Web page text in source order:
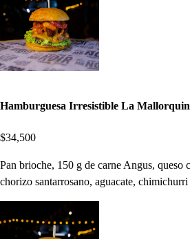
Hamburguesa Irresistible La
$34,500
Pan brioche, 150 g de carne Angus, queso
chorizo santarrosano, aguacate,